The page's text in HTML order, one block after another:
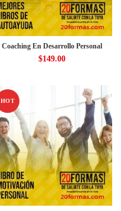
Coaching En Desarrollo Personal
$149.00
HOT